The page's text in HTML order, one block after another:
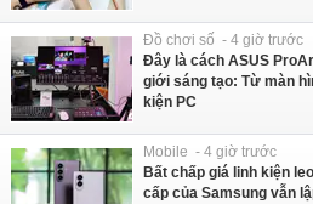
Đồ chơi số - 4 giờ trước
Đây là cách ASUS
giới sáng tạo: Từ màn
kiện PC
Mobile - 4 giờ trước
Bất chấp giá linh kiện
cấp của Samsung vẫn